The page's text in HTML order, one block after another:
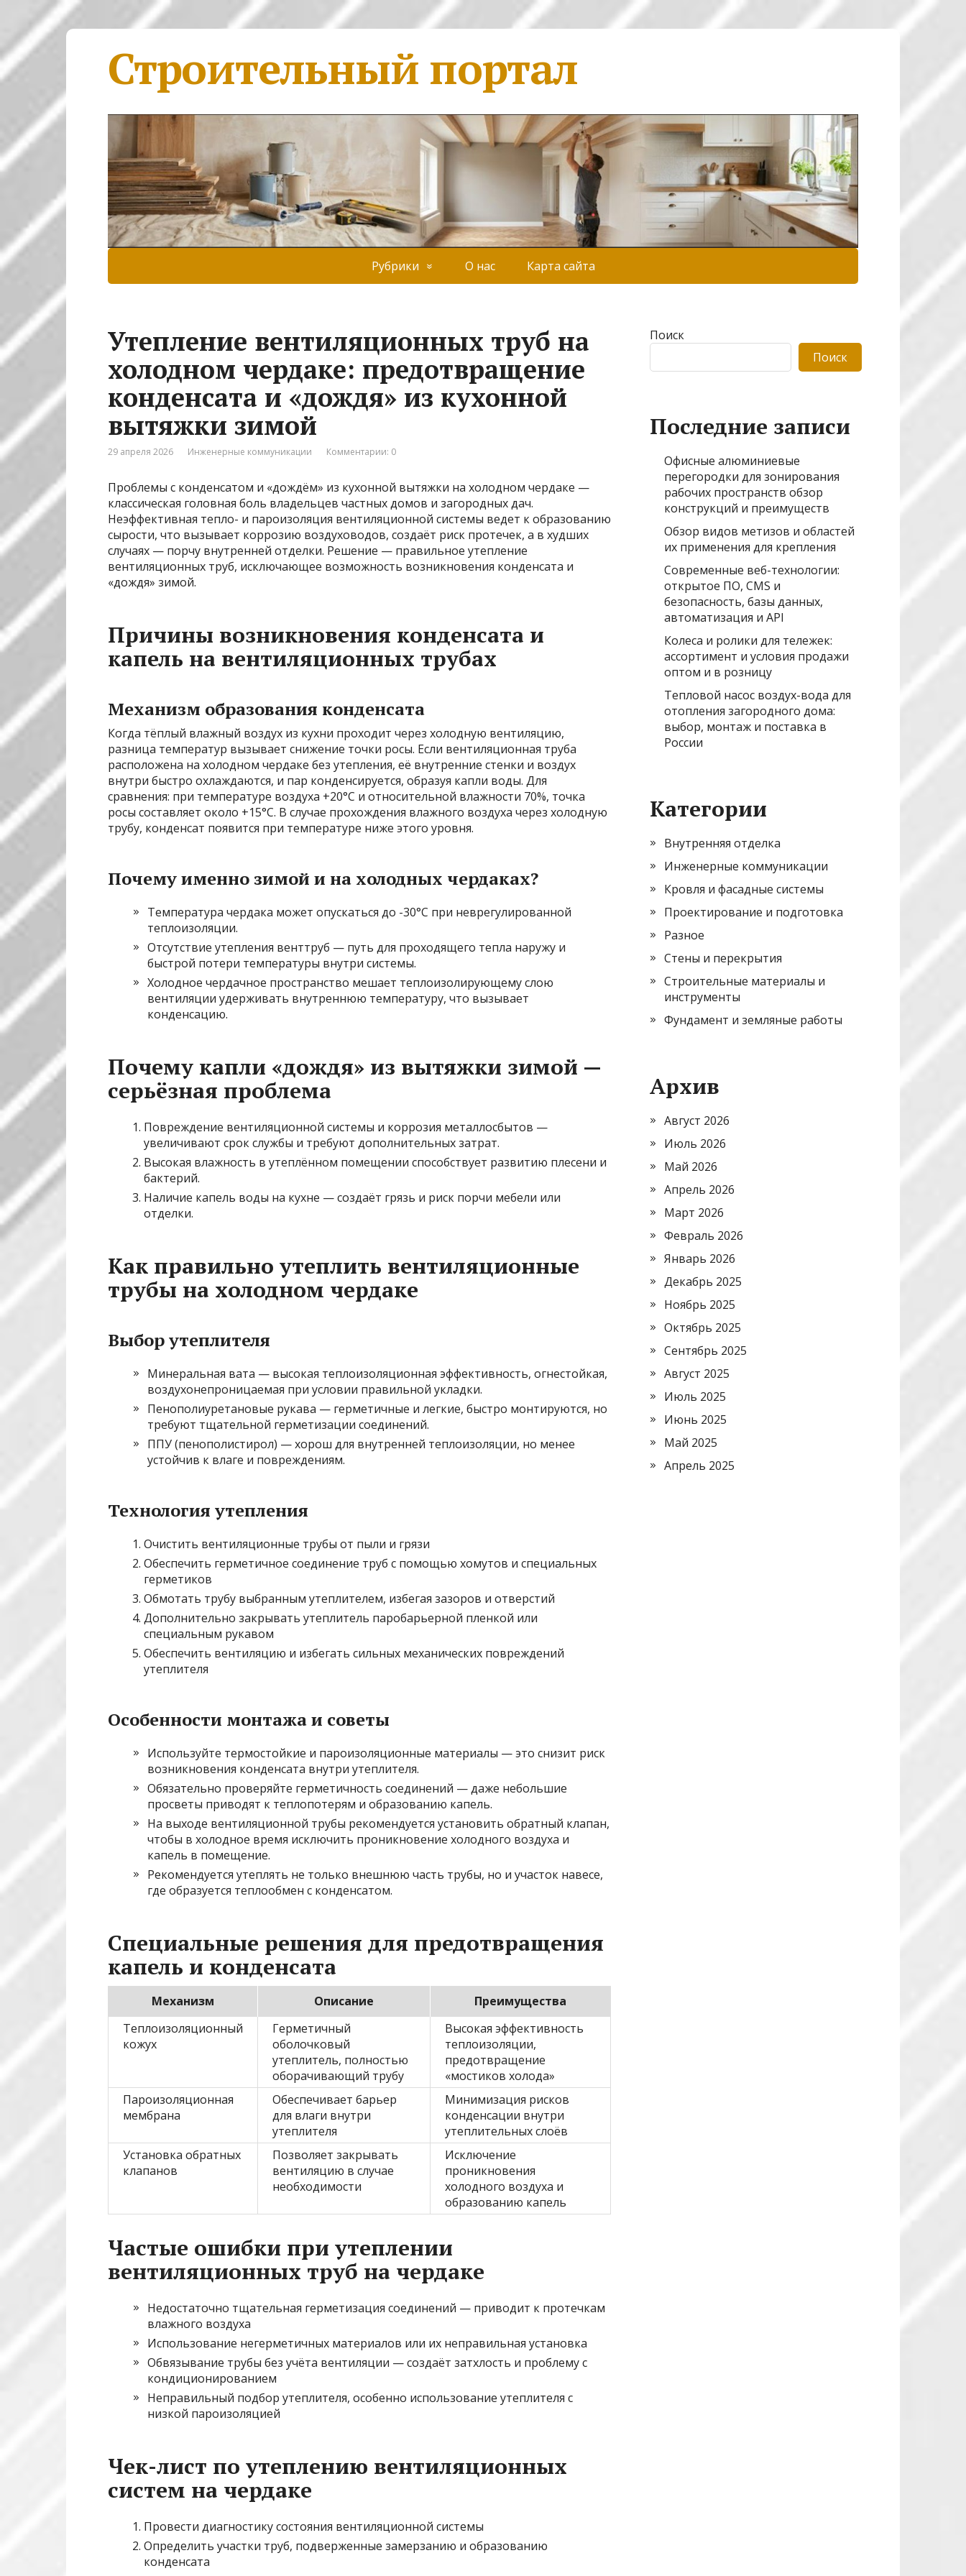
Строительный портал
Рубрики О нас Карта сайта
Утепление вентиляционных труб на
холодном чердаке: предотвращение
конденсата и «дождя» из кухонной
вытяжки зимой
29 апреля 2026 Инженерные коммуникации Комментарии: 0
Проблемы с конденсатом и «дождём» из кухонной вытяжки на холодном чердаке —
классическая головная боль владельцев частных домов и загородных дач.
Неэффективная тепло- и пароизоляция вентиляционной системы ведет к образованию
сырости, что вызывает коррозию воздуховодов, создаёт риск протечек, а в худших
случаях — порчу внутренней отделки. Решение — правильное утепление
вентиляционных труб, исключающее возможность возникновения конденсата и
«дождя» зимой.
Причины возникновения конденсата и
капель на вентиляционных трубах
Механизм образования конденсата
Когда тёплый влажный воздух из кухни проходит через холодную вентиляцию,
разница температур вызывает снижение точки росы. Если вентиляционная труба
расположена на холодном чердаке без утепления, её внутренние стенки и воздух
внутри быстро охлаждаются, и пар конденсируется, образуя капли воды. Для
сравнения: при температуре воздуха +20°C и относительной влажности 70%, точка
росы составляет около +15°C. В случае прохождения влажного воздуха через холодную
трубу, конденсат появится при температуре ниже этого уровня.
Почему именно зимой и на холодных чердаках?
Температура чердака может опускаться до -30°C при неврегулированной
теплоизоляции.
Отсутствие утепления венттруб — путь для проходящего тепла наружу и
быстрой потери температуры внутри системы.
Холодное чердачное пространство мешает теплоизолирующему слою
вентиляции удерживать внутреннюю температуру, что вызывает
конденсацию.
Почему капли «дождя» из вытяжки зимой —
серьёзная проблема
Повреждение вентиляционной системы и коррозия металлосбытов —
увеличивают срок службы и требуют дополнительных затрат.
Высокая влажность в утеплённом помещении способствует развитию плесени и
бактерий.
Наличие капель воды на кухне — создаёт грязь и риск порчи мебели или
отделки.
Как правильно утеплить вентиляционные
трубы на холодном чердаке
Выбор утеплителя
Минеральная вата — высокая теплоизоляционная эффективность, огнестойкая,
воздухонепроницаемая при условии правильной укладки.
Пенополиуретановые рукава — герметичные и легкие, быстро монтируются, но
требуют тщательной герметизации соединений.
ППУ (пенополистирол) — хорош для внутренней теплоизоляции, но менее
устойчив к влаге и повреждениям.
Технология утепления
Очистить вентиляционные трубы от пыли и грязи
Обеспечить герметичное соединение труб с помощью хомутов и специальных
герметиков
Обмотать трубу выбранным утеплителем, избегая зазоров и отверстий
Дополнительно закрывать утеплитель паробарьерной пленкой или
специальным рукавом
Обеспечить вентиляцию и избегать сильных механических повреждений
утеплителя
Особенности монтажа и советы
Используйте термостойкие и пароизоляционные материалы — это снизит риск
возникновения конденсата внутри утеплителя.
Обязательно проверяйте герметичность соединений — даже небольшие
просветы приводят к теплопотерям и образованию капель.
На выходе вентиляционной трубы рекомендуется установить обратный клапан,
чтобы в холодное время исключить проникновение холодного воздуха и
капель в помещение.
Рекомендуется утеплять не только внешнюю часть трубы, но и участок навесе,
где образуется теплообмен с конденсатом.
Специальные решения для предотвращения
капель и конденсата
Механизм Описание
Преимущества
Теплоизоляционный
кожух
Герметичный
оболочковый
утеплитель, полностью
оборачивающий трубу
Высокая эффективность
теплоизоляции,
предотвращение
«мостиков холода»
Пароизоляционная
мембрана
Обеспечивает барьер
для влаги внутри
утеплителя
Минимизация рисков
конденсации внутри
утеплительных слоёв
Установка обратных
клапанов
Позволяет закрывать
вентиляцию в случае
необходимости
Исключение
проникновения
холодного воздуха и
образованию капель
Частые ошибки при утеплении
вентиляционных труб на чердаке
Недостаточно тщательная герметизация соединений — приводит к протечкам
влажного воздуха
Использование негерметичных материалов или их неправильная установка
Обвязывание трубы без учёта вентиляции — создаёт затхлость и проблему с
кондиционированием
Неправильный подбор утеплителя, особенно использование утеплителя с
низкой пароизоляцией
Чек-лист по утеплению вентиляционных
систем на чердаке
Провести диагностику состояния вентиляционной системы
Определить участки труб, подверженные замерзанию и образованию
конденсата
Поиск
Поиск
Последние записи
Офисные алюминиевые
перегородки для зонирования
рабочих пространств обзор
конструкций и преимуществ
Обзор видов метизов и областей
их применения для крепления
Современные веб-технологии:
открытое ПО, CMS и
безопасность, базы данных,
автоматизация и API
Колеса и ролики для тележек:
ассортимент и условия продажи
оптом и в розницу
Тепловой насос воздух-вода для
отопления загородного дома:
выбор, монтаж и поставка в
России
Категории
Внутренняя отделка
Инженерные коммуникации
Кровля и фасадные системы
Проектирование и подготовка
Разное
Стены и перекрытия
Строительные материалы и
инструменты
Фундамент и земляные работы
Архив
Август 2026
Июль 2026
Май 2026
Апрель 2026
Март 2026
Февраль 2026
Январь 2026
Декабрь 2025
Ноябрь 2025
Октябрь 2025
Сентябрь 2025
Август 2025
Июль 2025
Июнь 2025
Май 2025
Апрель 2025